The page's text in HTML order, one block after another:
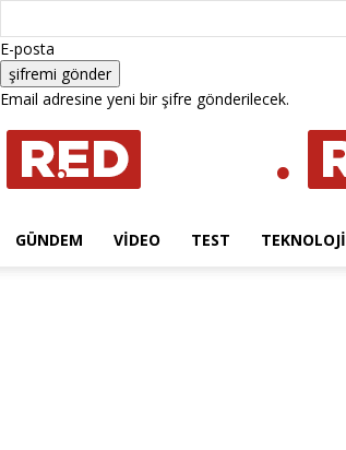
E-posta
Email adresine yeni bir şifre gönderilecek.
GÜNDEM VIDEO TEST TEKNOLOJI